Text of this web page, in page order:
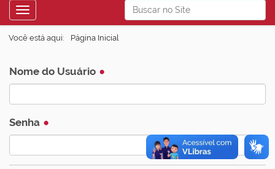
Busca
Busca Avançada…
Toggle navigation
Você está aqui: Página Inicial
Nome do Usuário
Senha